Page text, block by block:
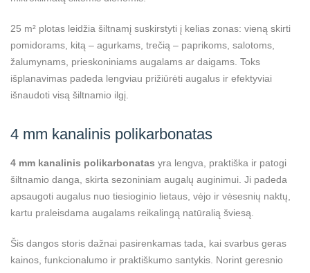
25 m² plotas leidžia šiltnamį suskirstyti į kelias zonas: vieną skirti
pomidorams, kitą – agurkams, trečią – paprikoms, salotoms,
žalumynams, prieskoniniams augalams ar daigams. Toks
išplanavimas padeda lengviau prižiūrėti augalus ir efektyviai
išnaudoti visą šiltnamio ilgį.
4 mm kanalinis polikarbonatas
4 mm kanalinis polikarbonatas yra lengva, praktiška ir patogi
šiltnamio danga, skirta sezoniniam augalų auginimui. Ji padeda
apsaugoti augalus nuo tiesioginio lietaus, vėjo ir vėsesnių naktų,
kartu praleisdama augalams reikalingą natūralią šviesą.
Šis dangos storis dažnai pasirenkamas tada, kai svarbus geras
kainos, funkcionalumo ir praktiškumo santykis. Norint geresnio